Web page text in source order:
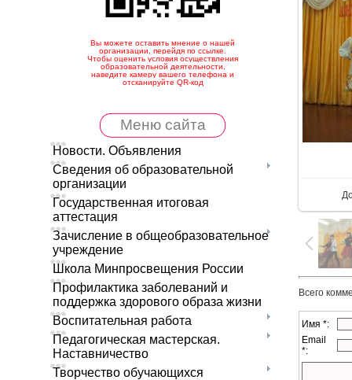
Вы можете оставить мнение о нашей
организации, перейдя по ссылке.
Чтобы оценить условия осуществления
образовательной деятельности,
наведите камеру вашего телефона и
отсканируйте QR-код
Меню сайта
Новости. Объявления
Сведения об образовательной
организации
Государственная итоговая
аттестация
Зачисление в общеобразовательное
учреждение
Школа Минпросвещения России
Профилактика заболеваний и
поддержка здорового образа жизни
Воспитательная работа
Педагогическая мастерская.
Наставничество
Творчество обучающихся
Всего
Имя *:
Email
*: